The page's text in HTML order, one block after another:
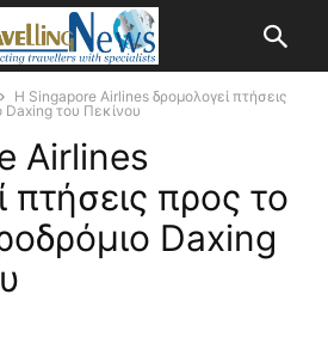
Η Singapore Airlines δρομολογεί πτήσεις
Daxing του Πεκίνου
Airlines
πτήσεις προς το
Daxing